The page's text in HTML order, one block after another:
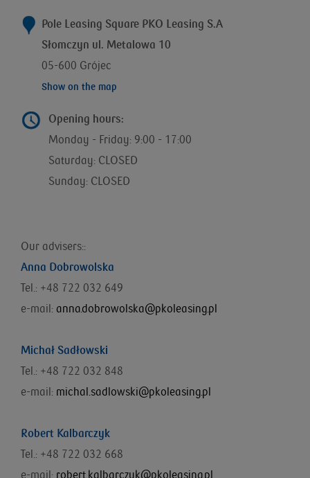
Pole Leasing Square PKO Leasing S.A
Słomczyn ul. Metalowa 10
05-600 Grójec
Show on the map
Opening hours:
Monday - Friday: 9:00 - 17:00
Saturday: CLOSED
Sunday: CLOSED
Our advisers::
Anna Dobrowolska
Tel.: +48 722 032 649
e-mail: anna.dobrowolska@pkoleasing.pl
Michał Sadłowski
Tel.: +48 722 032 848
e-mail: michal.sadlowski@pkoleasing.pl
Robert Kalbarczyk
Tel.: +48 722 032 668
e-mail: robert.kalbarczyk@pkoleasing.pl